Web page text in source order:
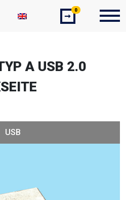
➞
0
A USB 2.0
USB